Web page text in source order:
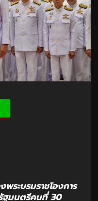
ระบรมราชโองการ
ฐมนตรีคนที่ 30